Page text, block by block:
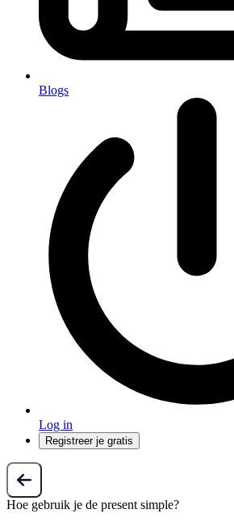
Blogs
Log in
Registreer je gratis
Hoe gebruik je de present simple?